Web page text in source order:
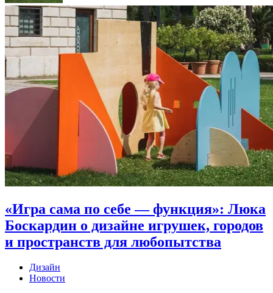
«Игра сама по себе — функция»: Люка
Боскардин о дизайне игрушек, городов
и пространств для любопытства
Дизайн
Новости